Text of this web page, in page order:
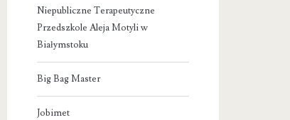
Niepubliczne Terapeutyczne
Przedszkole Aleja Motyli w
Białymstoku
Big Bag Master
Jobimet